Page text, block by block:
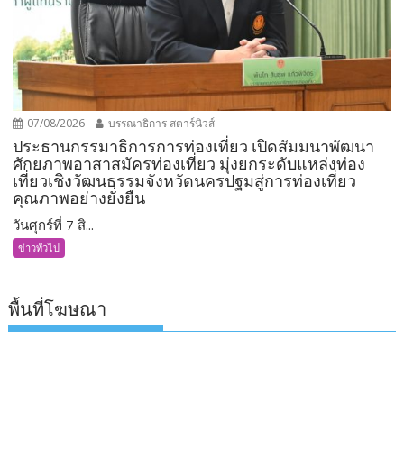
07/08/2026 บรรณาธิการ สตาร์นิวส์
ประธานกรรมาธิการการท่องเที่ยว เปิดสัมมนาพัฒนา
ศักยภาพอาสาสมัครท่องเที่ยว มุ่งยกระดับแหล่งท่อง
เที่ยวเชิงวัฒนธรรมจังหวัดนครปฐมสู่การท่องเที่ยว
คุณภาพอย่างยั่งยืน
วันศุกร์ที่ 7 สิ...
ข่าวทั่วไป
พื้นที่โฆษณา